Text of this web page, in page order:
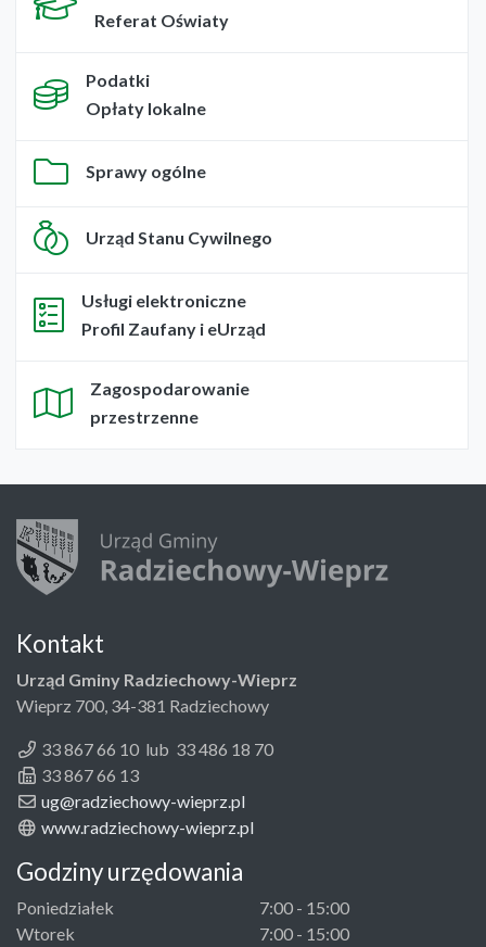
Referat Oświaty
Podatki
Opłaty lokalne
Sprawy ogólne
Urząd Stanu Cywilnego
Usługi elektroniczne
Profil Zaufany i eUrząd
Zagospodarowanie
przestrzenne
Kontakt
Urząd Gminy Radziechowy-Wieprz
Wieprz 700, 34-381 Radziechowy
33 867 66 10 lub 33 486 18 70
33 867 66 13
ug@radziechowy-wieprz.pl
www.radziechowy-wieprz.pl
Godziny urzędowania
Poniedziałek
7:00 - 15:00
Wtorek
7:00 - 15:00